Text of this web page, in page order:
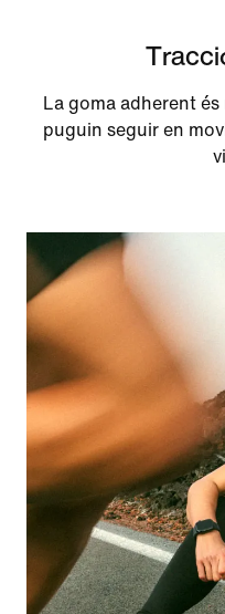
La goma adherent
puguin seguir en